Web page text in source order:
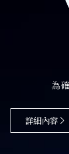
為
詳細內容